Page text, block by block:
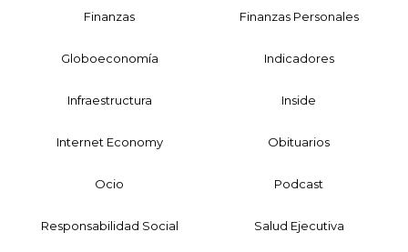
Finanzas Finanzas Personales
Globoeconomía Indicadores
Infraestructura Inside
Internet Economy Obituarios
Ocio Podcast
Responsabilidad Social Salud Ejecutiva